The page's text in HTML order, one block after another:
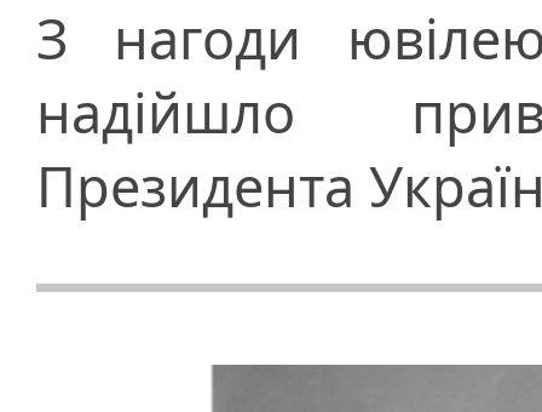
З нагоди
надійшло
Президента